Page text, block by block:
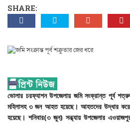
SHARE:
ভোলার চরফ্যাশনউপজেলায় জমিসংক্রান্ত পূর্ব
মহিলাসহ৩জন আহত হয়েছে। আহতদের উদ্ধার করে
হয়েছে। শনিবার(৩ জুন) সন্ধ্যায় উপজেলার